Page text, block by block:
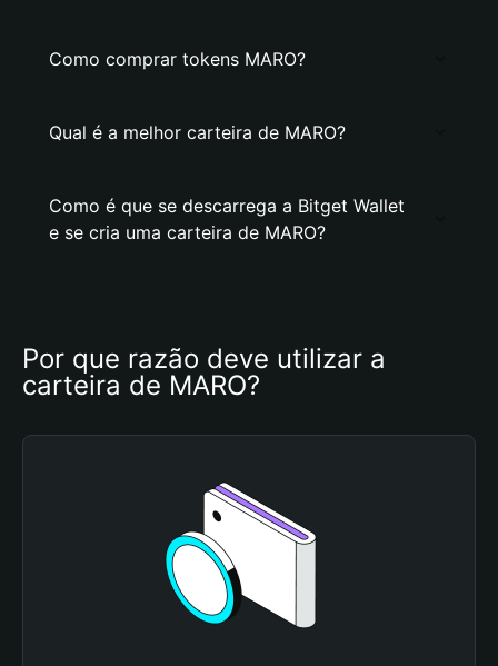
Como comprar tokens MARO?
Qual é a melhor carteira de MARO?
Como é que se descarrega a Bitget Wallet
e se cria uma carteira de MARO?
Por que razão deve utilizar a
carteira de MARO?